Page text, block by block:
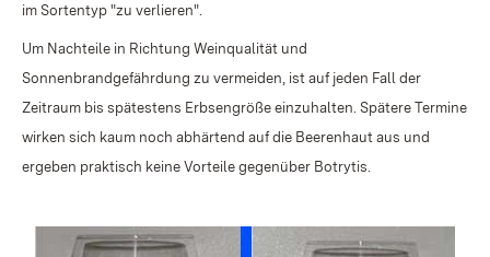
im Sortentyp "zu verlieren".
Um Nachteile in Richtung Weinqualität und
Sonnenbrandgefährdung zu vermeiden, ist auf jeden Fall der
Zeitraum bis spätestens Erbsengröße einzuhalten. Spätere Termine
wirken sich kaum noch abhärtend auf die Beerenhaut aus und
ergeben praktisch keine Vorteile gegenüber Botrytis.